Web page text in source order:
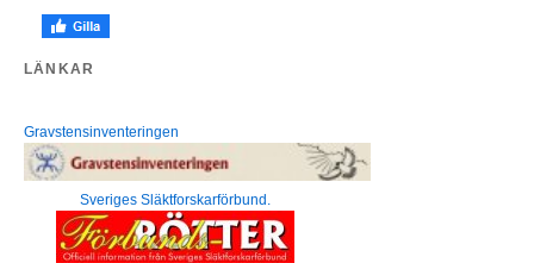
LÄNKAR
Gravstensinventeringen
Sveriges Släktforskarförbund.